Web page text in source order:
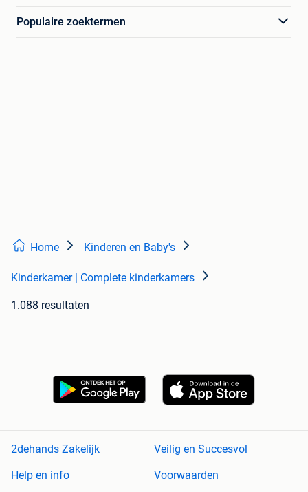
Populaire zoektermen
Home Kinderen en Baby's
Kinderkamer | Complete kinderkamers
1.088 resultaten
2dehands Zakelijk
Veilig en Succesvol
Help en info
Voorwaarden